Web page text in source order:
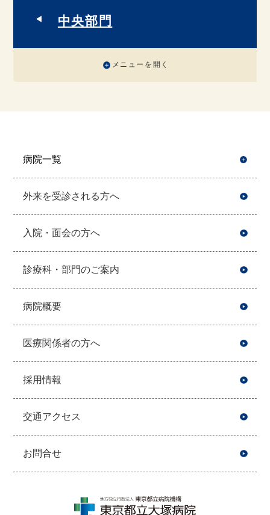
中央部門
メニューを開く
病院一覧
外来を受診される方へ
入院・面会の方へ
診療科・部門のご案内
病院概要
医療関係者の方へ
採用情報
交通アクセス
お問合せ